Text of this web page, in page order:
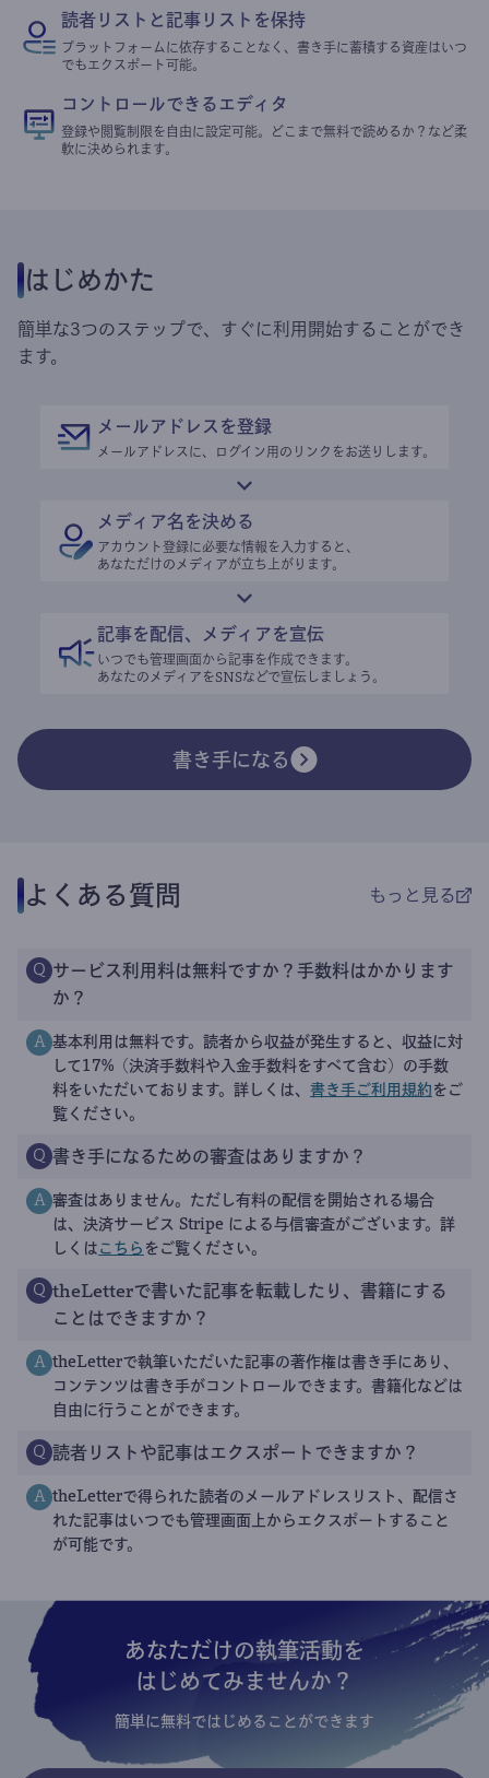
読者リストと記事リストを保持
プラットフォームに依存することなく、書き手に蓄積する資産はいつ
でもエクスポート可能。
コントロールできるエディタ
登録や閲覧制限を自由に設定可能。どこまで無料で読めるか？など柔
軟に決められます。
はじめかた
簡単な3つのステップで、すぐに利用開始することができ
ます。
メールアドレスを登録
メールアドレスに、ログイン用のリンクをお送りします。
メディア名を決める
アカウント登録に必要な情報を入力すると、
あなただけのメディアが立ち上がります。
記事を配信、メディアを宣伝
いつでも管理画面から記事を作成できます。
あなたのメディアをSNSなどで宣伝しましょう。
書き手になる
よくある質問 もっと見る
Q サービス利用料は無料ですか？手数料はかかります
か？
A 基本利用は無料です。読者から収益が発生すると、収益に対
して17%（決済手数料や入金手数料をすべて含む）の手数
料をいただいております。詳しくは、 書き手ご利用規約 をご
覧ください。
Q 書き手になるための審査はありますか？
A 審査はありません。ただし有料の配信を開始される場合
は、決済サービス Stripe による与信審査がございます。詳
しくは こちら をご覧ください。
Q theLetterで書いた記事を転載したり、書籍にする
ことはできますか？
A theLetterで執筆いただいた記事の著作権は書き手にあり、
コンテンツは書き手がコントロールできます。書籍化などは
自由に行うことができます。
Q 読者リストや記事はエクスポートできますか？
A theLetterで得られた読者のメールアドレスリスト、配信さ
れた記事はいつでも管理画面上からエクスポートすること
が可能です。
あなただけの執筆活動を
はじめてみませんか？
簡単に無料ではじめることができます